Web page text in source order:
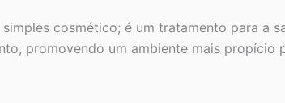
cosmético; é um tratamento para a
promovendo um ambiente mais